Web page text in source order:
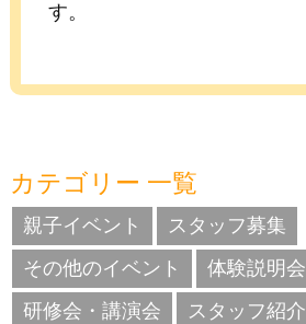
す。
カテゴリー 一覧
親子イベント
スタッフ募集
その他のイベント
体験説明会
研修会・講演会
スタッフ紹介